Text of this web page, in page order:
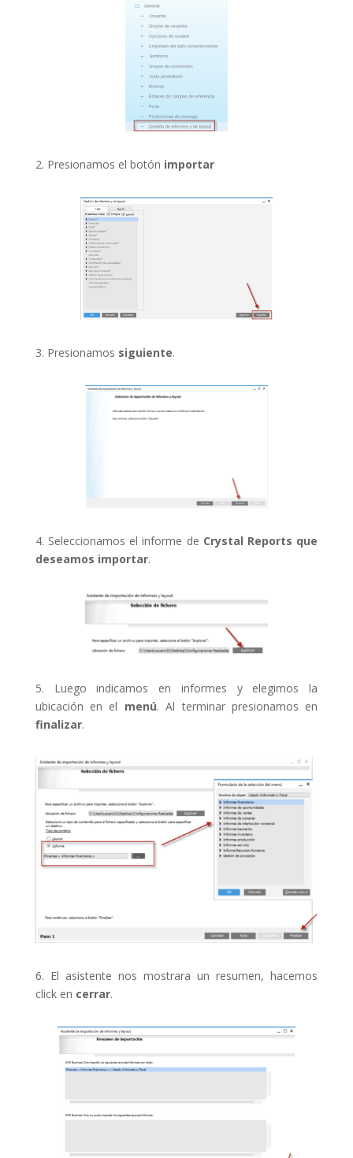
2. Presionamos el botón importar
3. Presionamos siguiente.
4. Seleccionamos el informe de Crystal Reports que
deseamos importar.
5. Luego indicamos en informes y elegimos la
ubicación en el menú. Al terminar presionamos en
finalizar.
6. El asistente nos mostrara un resumen, hacemos
click en cerrar.